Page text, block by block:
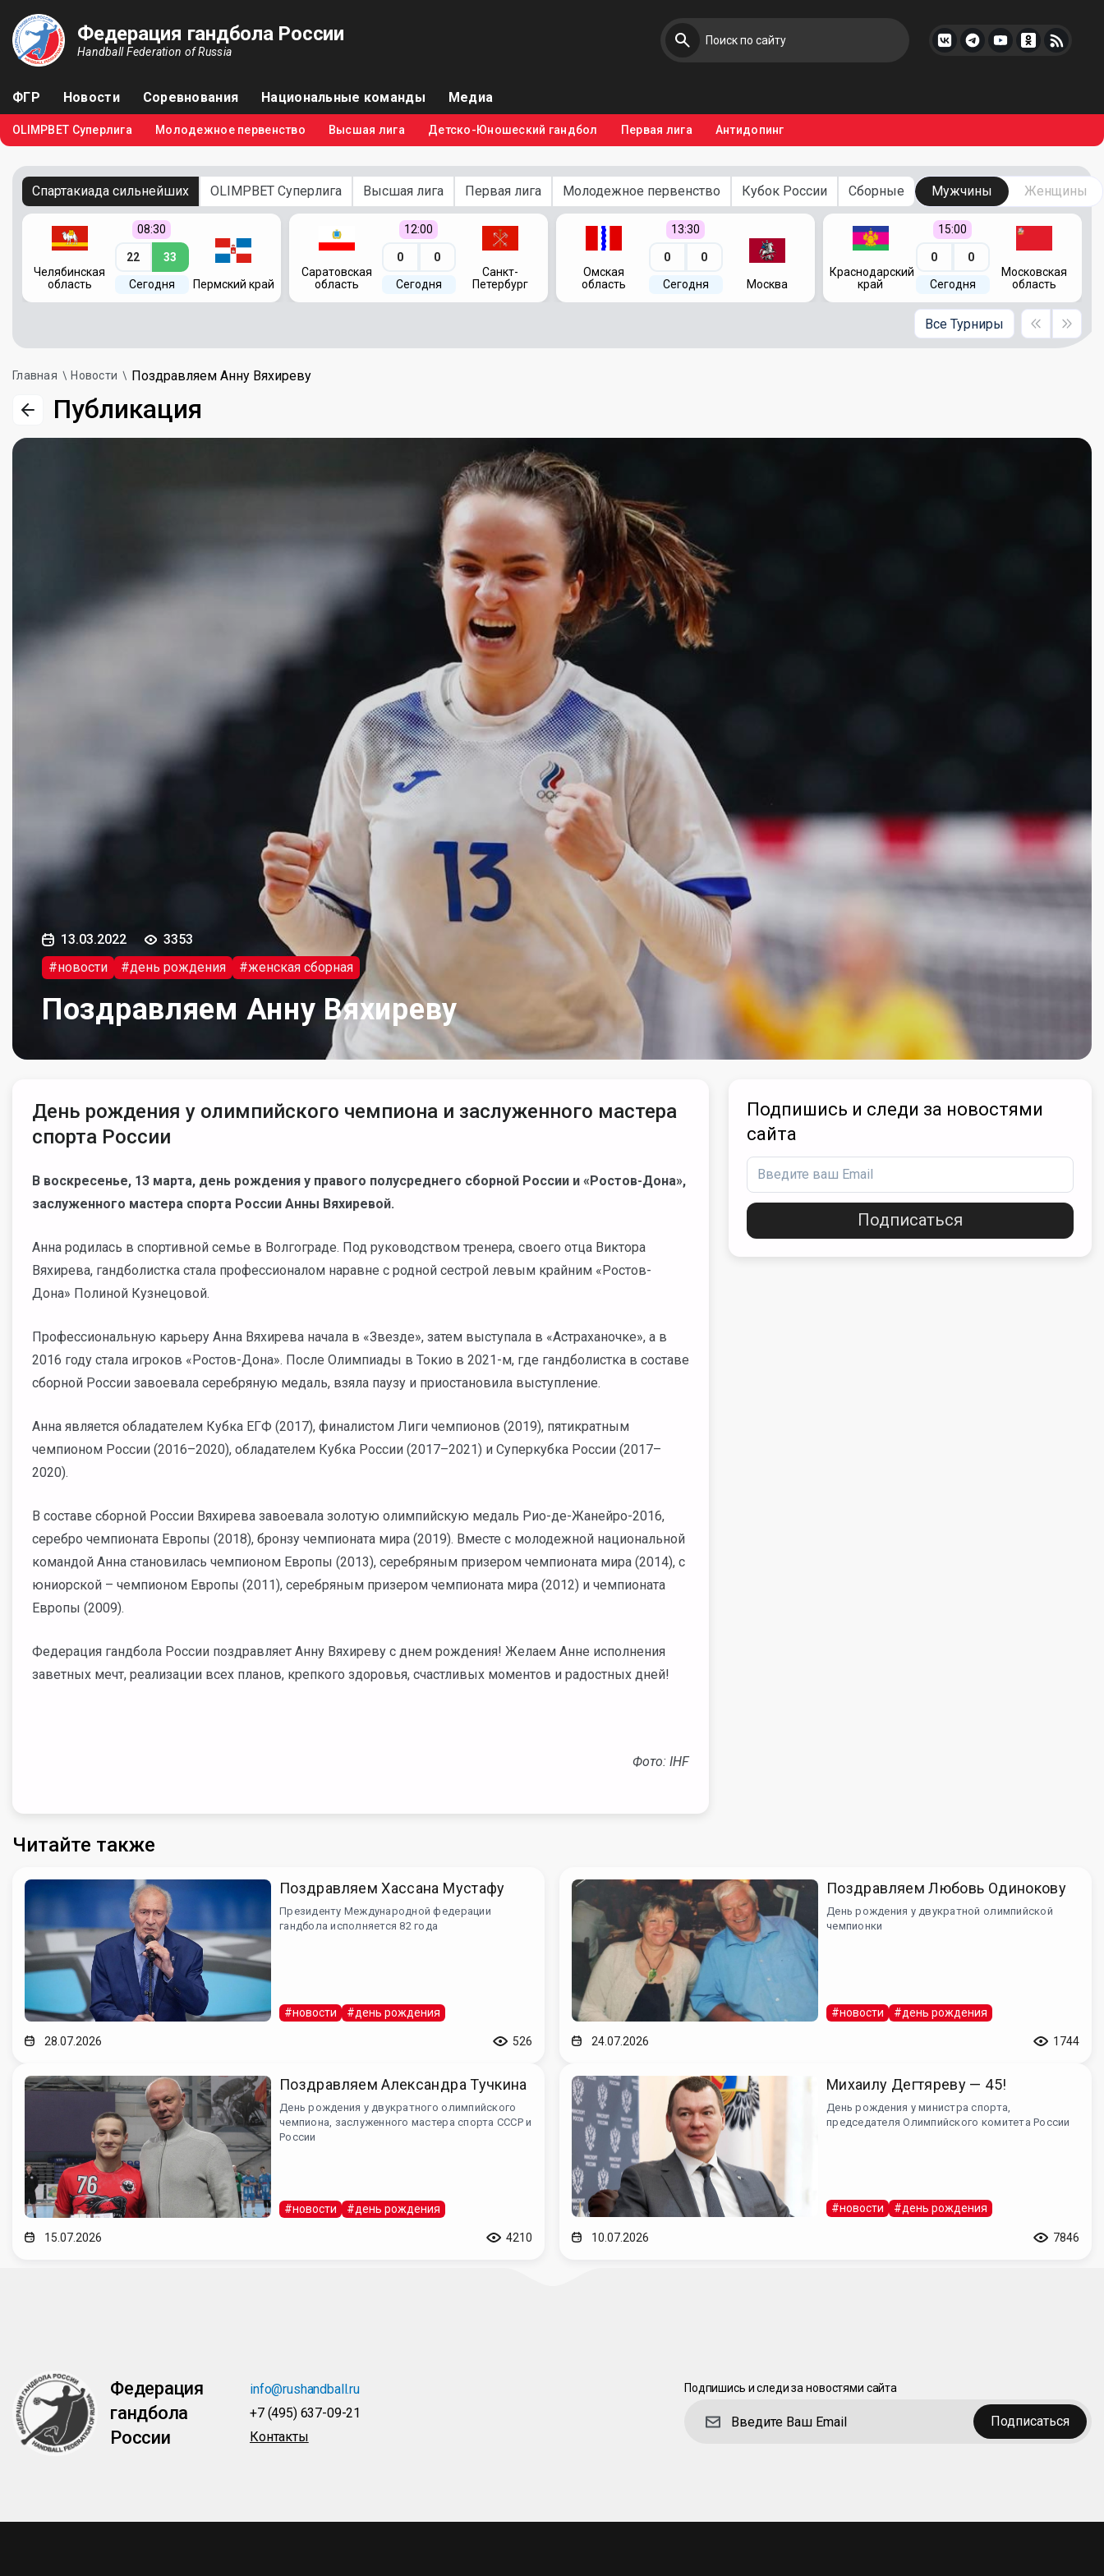
Федерация гандбола России
Handball Federation of Russia
ФГР Новости Соревнования Национальные команды Медиа
OLIMPBET Суперлига Молодежное первенство Высшая лига Детско-Юношеский гандбол Первая лига Антидопинг
Спартакиада сильнейших OLIMPBET Суперлига Высшая лига Первая лига Молодежное первенство Кубок России Сборные Мужчины Женщины
Челябинская
область
08:30
22 33
Сегодня Пермский край
Саратовская
область
12:00
0 0
Сегодня
Санкт-
Петербург
Омская
область
13:30
0 0
Сегодня Москва
Краснодарский
край
15:00
0 0
Сегодня
Московская
область
Все Турниры
Главная Новости Поздравляем Анну Вяхиреву
Публикация
13.03.2022
3353
#новости
#день рождения #женская сборная
Поздравляем Анну Вяхиреву
День рождения у олимпийского чемпиона и заслуженного мастера
спорта России
В воскресенье, 13 марта, день рождения у правого полусреднего сборной России и «Ростов-Дона»,
заслуженного мастера спорта России Анны Вяхиревой.
Анна родилась в спортивной семье в Волгограде. Под руководством тренера, своего отца Виктора
Вяхирева, гандболистка стала профессионалом наравне с родной сестрой левым крайним «Ростов-
Дона» Полиной Кузнецовой.
Профессиональную карьеру Анна Вяхирева начала в «Звезде», затем выступала в «Астраханочке», а в
2016 году стала игроков «Ростов-Дона». После Олимпиады в Токио в 2021-м, где гандболистка в составе
сборной России завоевала серебряную медаль, взяла паузу и приостановила выступление.
Анна является обладателем Кубка ЕГФ (2017), финалистом Лиги чемпионов (2019), пятикратным
чемпионом России (2016–2020), обладателем Кубка России (2017–2021) и Суперкубка России (2017–
2020).
В составе сборной России Вяхирева завоевала золотую олимпийскую медаль Рио-де-Жанейро-2016,
серебро чемпионата Европы (2018), бронзу чемпионата мира (2019). Вместе с молодежной национальной
командой Анна становилась чемпионом Европы (2013), серебряным призером чемпионата мира (2014), с
юниорской – чемпионом Европы (2011), серебряным призером чемпионата мира (2012) и чемпионата
Европы (2009).
Федерация гандбола России поздравляет Анну Вяхиреву с днем рождения! Желаем Анне исполнения
заветных мечт, реализации всех планов, крепкого здоровья, счастливых моментов и радостных дней!
Фото: IHF
Подпишись и следи за новостями
сайта
Подписаться
Читайте также
Поздравляем Хассана Мустафу
Президенту Международной федерации
гандбола исполняется 82 года
#новости #день рождения
28.07.2026 526
Поздравляем Любовь Одинокову
День рождения у двукратной олимпийской
чемпионки
#новости #день рождения
24.07.2026 1744
Поздравляем Александра Тучкина
День рождения у двукратного олимпийского
чемпиона, заслуженного мастера спорта СССР и
России
#новости #день рождения
15.07.2026 4210
Михаилу Дегтяреву — 45!
День рождения у министра спорта,
председателя Олимпийского комитета России
#новости #день рождения
10.07.2026 7846
Федерация
гандбола
России
info@rushandball.ru
+7 (495) 637-09-21
Контакты
Подпишись и следи за новостями сайта
Подписаться